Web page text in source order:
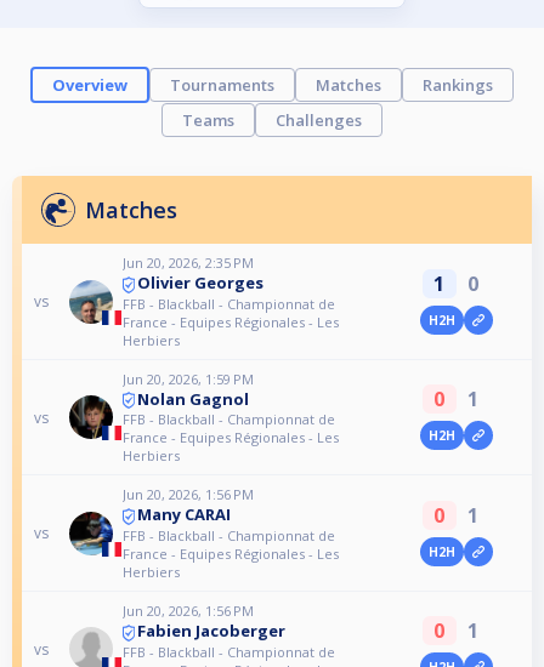
Overview Tournaments Matches
Rankings
Teams
Challenges
Matches
vs
Jun 20, 2026, 2:35 PM
Olivier Georges
FFB - Blackball - Championnat de
France - Equipes Régionales - Les
Herbiers
1 0
H2H
vs
Jun 20, 2026, 1:59 PM
Nolan Gagnol
FFB - Blackball - Championnat de
France - Equipes Régionales - Les
Herbiers
0 1
H2H
vs
Jun 20, 2026, 1:56 PM
Many CARAI
FFB - Blackball - Championnat de
France - Equipes Régionales - Les
Herbiers
0 1
H2H
vs
Jun 20, 2026, 1:56 PM
Fabien Jacoberger
FFB - Blackball - Championnat de
0 1